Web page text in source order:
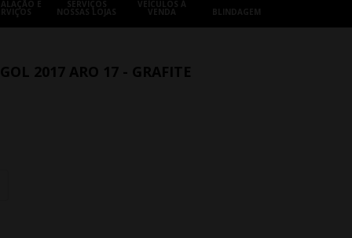
E SERVIÇOS
NOSSAS LOJAS
VEÍCULOS À
VENDA BLINDAGEM
2017 ARO 17 - GRAFITE